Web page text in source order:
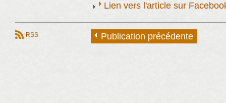
Lien vers l'article sur
RSS Publication précédente